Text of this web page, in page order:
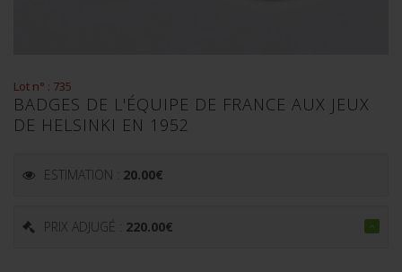
Lot n° : 735
BADGES DE L'ÉQUIPE DE FRANCE AUX JEUX
DE HELSINKI EN 1952
ESTIMATION : 20.00€
PRIX ADJUGÉ : 220.00€